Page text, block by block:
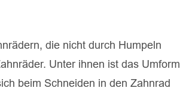
die nicht durch Humpeln
Unter ihnen ist das Umform
beim Schneiden in den Zahnrad